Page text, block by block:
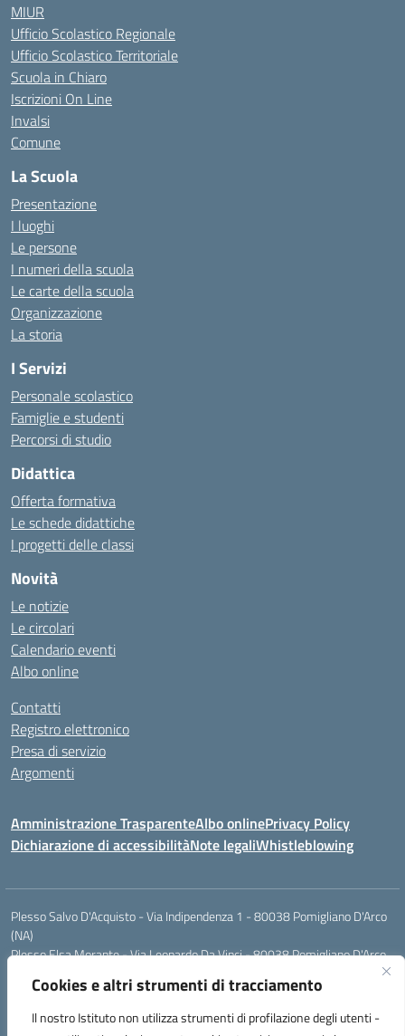
Cookies e altri strumenti di tracciamento
Il nostro Istituto non utilizza strumenti di profilazione degli utenti -
MIUR
Ufficio Scolastico Regionale
Ufficio Scolastico Territoriale
Scuola in Chiaro
Iscrizioni On Line
Invalsi
Comune
La Scuola
Presentazione
I luoghi
Le persone
I numeri della scuola
Le carte della scuola
Organizzazione
La storia
I Servizi
Personale scolastico
Famiglie e studenti
Percorsi di studio
Didattica
Offerta formativa
Le schede didattiche
I progetti delle classi
Novità
Le notizie
Le circolari
Calendario eventi
Albo online
Contatti
Registro elettronico
Presa di servizio
Argomenti
Amministrazione TrasparenteAlbo onlinePrivacy Policy
Dichiarazione di accessibilitàNote legaliWhistleblowing
Plesso Salvo D'Acquisto - Via Indipendenza 1 - 80038 Pomigliano D'Arco
(NA)
Plesso Elsa Morante - Via Leonardo Da Vinci - 80038 Pomigliano D'Arco
Plesso Leone - Via Pascoli - 80038 Pomigliano D'Arco (NA)
Tel.:0813177304 - Mail: naic8g1003@istruzione.it - Pec: